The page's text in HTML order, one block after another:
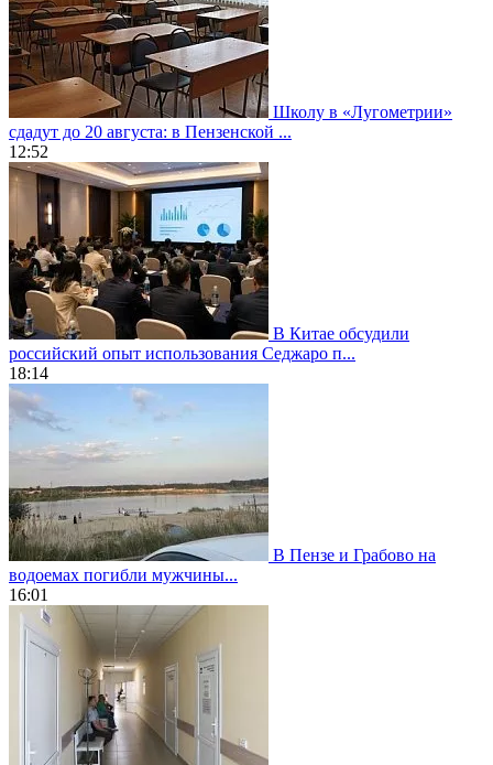
Школу в «Лугометрии»
сдадут до 20 августа: в Пензенской ...
12:52
В Китае обсудили
российский опыт использования Седжаро п...
18:14
В Пензе и Грабово на
водоемах погибли мужчины...
16:01